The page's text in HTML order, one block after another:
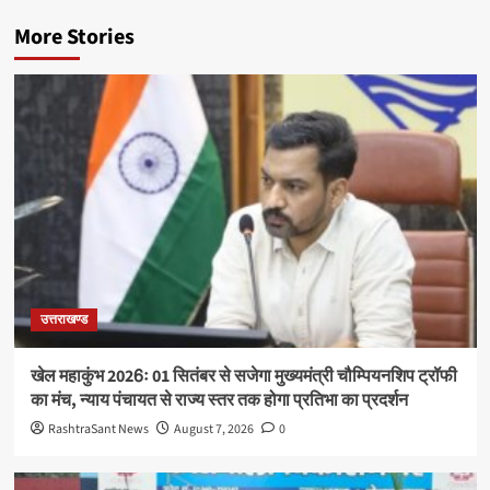
More Stories
उत्तराखण्ड
खेल महाकुंभ 2026ः 01 सितंबर से सजेगा मुख्यमंत्री चौम्पियनशिप ट्रॉफी
का मंच, न्याय पंचायत से राज्य स्तर तक होगा प्रतिभा का प्रदर्शन
RashtraSant News August 7, 2026 0